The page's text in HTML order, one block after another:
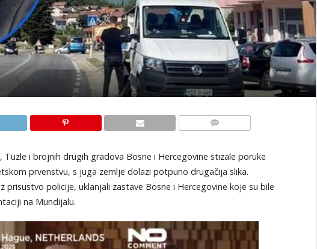
Tuzle i brojnih drugih gradova Bosne i Hercegovine stizale poruke
prvenstvu, s juga zemlje dolazi potpuno drugačija slika.
prisustvo policije, uklanjali zastave Bosne i Hercegovine koje su bile
na Mundijalu.